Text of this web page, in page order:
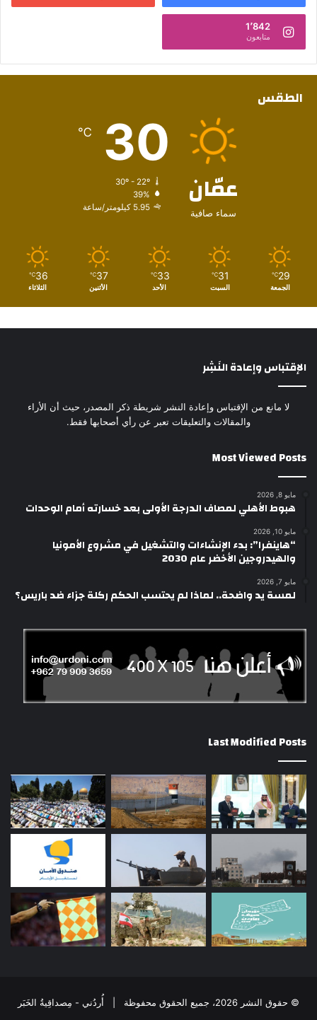
1٬842
متابعون
الطقس
عمّان
سماء صافية
30
℃
30º - 22º
39%
5.95 كيلومتر/ساعة
29
℃
الجمعة
31
℃
السبت
33
℃
الأحد
37
℃
الأثنين
36
℃
الثلاثاء
الإقتباس وإعادة النَشِر
لا مانع من الإقتباس وإعادة النشر شريطة ذكر المصدر، حيث أن الأراء
والمقالات والتعليقات تعبر عن رأي أصحابها فقط.
Most Viewed Posts
مايو 8, 2026
هبوط الأهلي لمصاف الدرجة الأولى بعد خسارته أمام الوحدات
مايو 10, 2026
“هاينفرا”: بدء الإنشاءات والتشغيل في مشروع الأمونيا
والهيدروجين الأخضر عام 2030
مايو 7, 2026
لمسة يد واضحة.. لماذا لم يحتسب الحكم ركلة جزاء ضد باريس؟
Last Modified Posts
© حقوق النشر 2026، جميع الحقوق محفوظة | أُردُني - مِصداقِيةُ الخَبَر